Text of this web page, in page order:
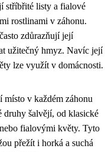
stříbřité listy a fialové
rostlinami v záhonu.
zdůrazňují její
užitečný hmyz. Navíc její
lze využít v domácnosti.
místo v každém záhonu
druhy šalvějí, od klasické
fialovými květy. Tyto
přežít i horká a suchá